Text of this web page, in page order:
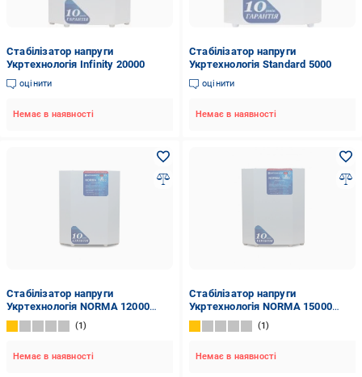
Стабілізатор напруги
Укртехнологія Infinity 20000
оцінити
Немає в наявності
Стабілізатор напруги
Укртехнологія Standard 5000
оцінити
Немає в наявності
Стабілізатор напруги
Укртехнологія NORMA 12000
(104648)
1
Немає в наявності
Стабілізатор напруги
Укртехнологія NORMA 15000
(104659)
1
Немає в наявності